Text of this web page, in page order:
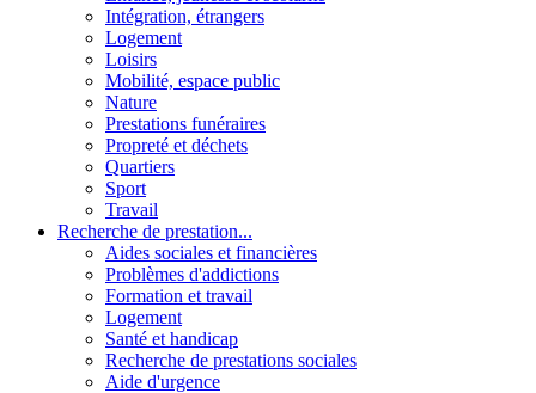
Intégration, étrangers
Logement
Loisirs
Mobilité, espace public
Nature
Prestations funéraires
Propreté et déchets
Quartiers
Sport
Travail
Recherche de prestation...
Aides sociales et financières
Problèmes d'addictions
Formation et travail
Logement
Santé et handicap
Recherche de prestations sociales
Aide d'urgence